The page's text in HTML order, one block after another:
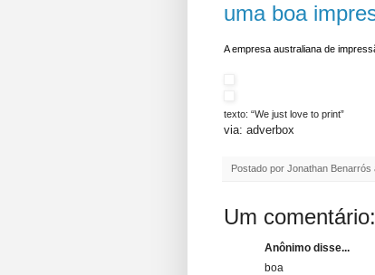
uma boa
A empresa australiana de
texto: “We just love to print”
via: adverbox
Postado por Jonathan Benarrós
Um comentário:
Anônimo disse...
boa